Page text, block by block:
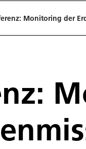
Monitoring der